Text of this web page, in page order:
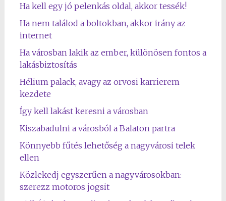
Ha kell egy jó pelenkás oldal, akkor tessék!
Ha nem találod a boltokban, akkor irány az
internet
Ha városban lakik az ember, különösen fontos a
lakásbiztosítás
Hélium palack, avagy az orvosi karrierem
kezdete
Így kell lakást keresni a városban
Kiszabadulni a városból a Balaton partra
Könnyebb fűtés lehetőség a nagyvárosi telek
ellen
Közlekedj egyszerűen a nagyvárosokban:
szerezz motoros jogsit